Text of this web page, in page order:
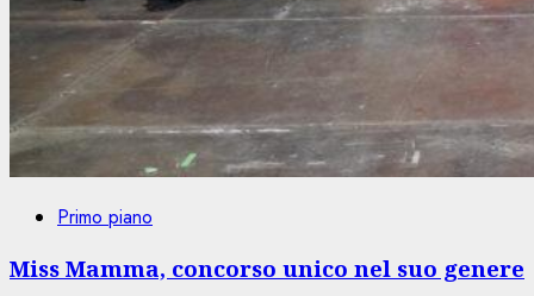
Primo piano
Miss Mamma, concorso unico nel suo genere